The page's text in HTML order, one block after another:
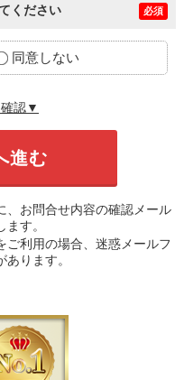
ください 必須
同意しない
認▼
お問合せ内容の確認メール
す。
利用の場合、迷惑メールフ
ります。